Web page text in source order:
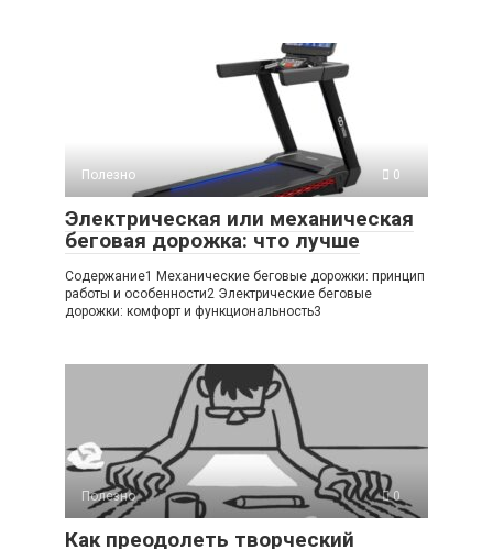
Полезно 0
Электрическая или механическая
беговая дорожка: что лучше
Содержание1 Механические беговые дорожки: принцип
работы и особенности2 Электрические беговые
дорожки: комфорт и функциональность3
Полезно 0
Как преодолеть творческий